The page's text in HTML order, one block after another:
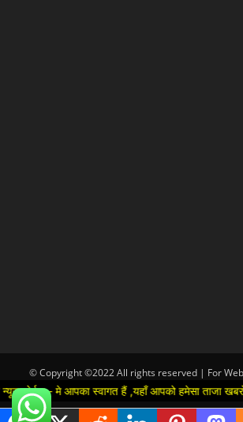
© Copyright ©2022 All rights reserved | For
Development call Us:-
आपका स्वागत हैं ,यहाँ आपको हमेसा ताजा खबरों से रूबरू